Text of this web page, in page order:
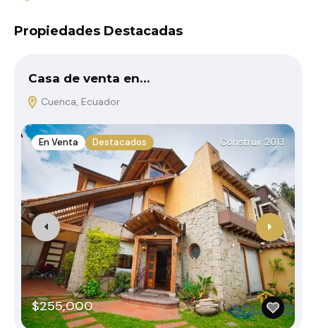
Propiedades Destacadas
Casa de venta en…
Cuenca, Ecuador
En Venta Destacados Construir 2013
$255,000